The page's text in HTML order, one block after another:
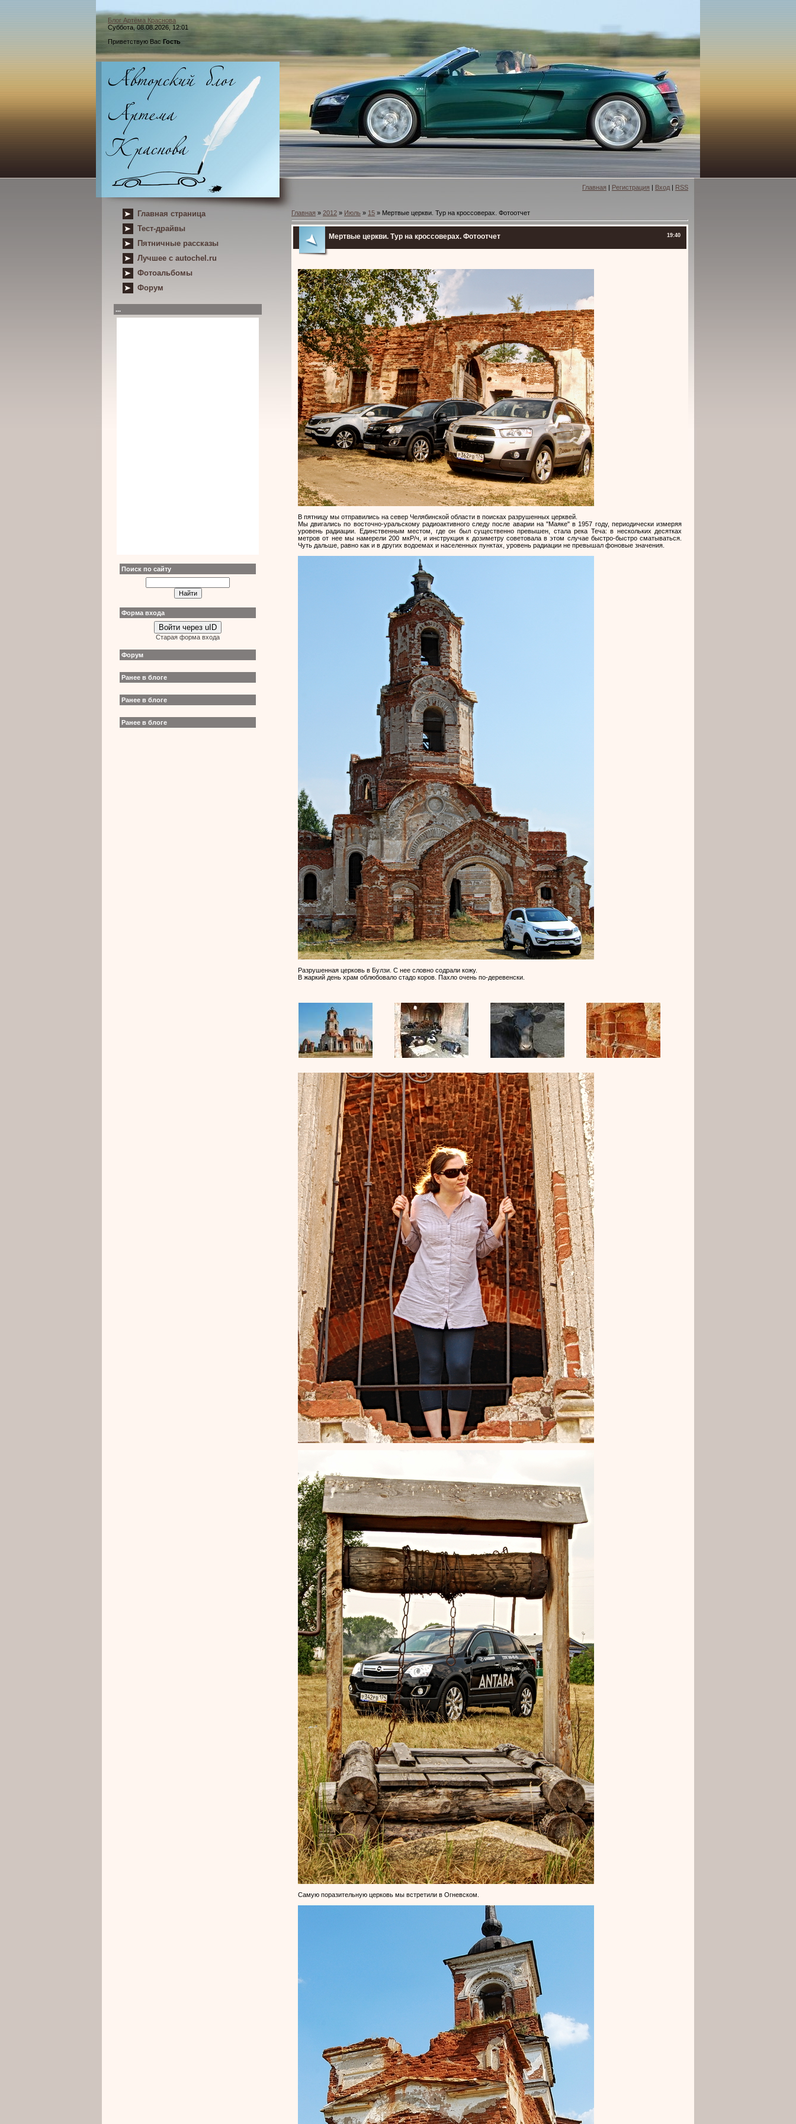
Блог Артёма Краснова
Суббота, 08.08.2026, 12:01
Приветствую Вас Гость
Главная | Регистрация | Вход | RSS
Главная страница
Тест-драйвы
Пятничные рассказы
Лучшее с autochel.ru
Фотоальбомы
Форум
...
Поиск по сайту
Форма входа
Войти через uID
Старая форма входа
Форум
Ранее в блоге
Ранее в блоге
Ранее в блоге
Главная » 2012 » Июль » 15 » Мертвые церкви. Тур на кроссоверах. Фотоотчет
19:40
Мертвые церкви. Тур на кроссоверах. Фотоотчет
В пятницу мы отправились на север Челябинской области в поисках разрушенных церквей.
Мы двигались по восточно-уральскому радиоактивного следу после аварии на "Маяке" в 1957 году, периодически измеряя
уровень радиации. Единственным местом, где он был существенно превышен, стала река Теча: в нескольких десятках
метров от нее мы намерели 200 мкР/ч, и инструкция к дозиметру советовала в этом случае быстро-быстро сматываться.
Чуть дальше, равно как и в других водоемах и населенных пунктах, уровень радиации не превышал фоновые значения.
Разрушенная церковь в Булзи. С нее словно содрали кожу.
В жаркий день храм облюбовало стадо коров. Пахло очень по-деревенски.
Самую поразительную церковь мы встретили в Огневском.